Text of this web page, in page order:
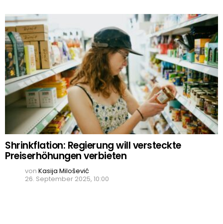
Shrinkflation: Regierung will versteckte
Preiserhöhungen verbieten
von Kasija Milošević
26. September 2025, 10:00